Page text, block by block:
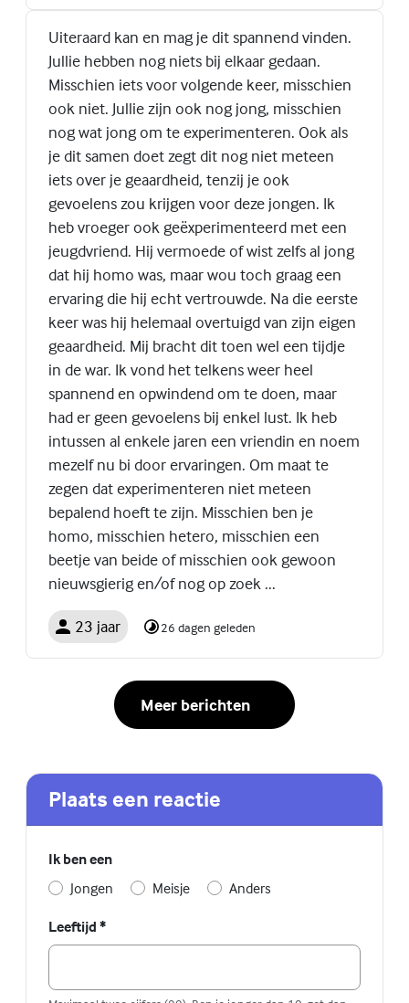
Uiteraard kan en mag je dit spannend vinden.
Jullie hebben nog niets bij elkaar gedaan.
Misschien iets voor volgende keer, misschien
ook niet. Jullie zijn ook nog jong, misschien
nog wat jong om te experimenteren. Ook als
je dit samen doet zegt dit nog niet meteen
iets over je geaardheid, tenzij je ook
gevoelens zou krijgen voor deze jongen. Ik
heb vroeger ook geëxperimenteerd met een
jeugdvriend. Hij vermoede of wist zelfs al jong
dat hij homo was, maar wou toch graag een
ervaring die hij echt vertrouwde. Na die eerste
keer was hij helemaal overtuigd van zijn eigen
geaardheid. Mij bracht dit toen wel een tijdje
in de war. Ik vond het telkens weer heel
spannend en opwindend om te doen, maar
had er geen gevoelens bij enkel lust. Ik heb
intussen al enkele jaren een vriendin en noem
mezelf nu bi door ervaringen. Om maat te
zegen dat experimenteren niet meteen
bepalend hoeft te zijn. Misschien ben je
homo, misschien hetero, misschien een
beetje van beide of misschien ook gewoon
nieuwsgierig en/of nog op zoek ...
23 jaar 26 dagen geleden
Meer berichten
Plaats een reactie
Ik ben een
Jongen
Meisje Anders
Leeftijd *